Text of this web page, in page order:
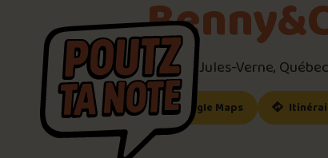
1740 Av. Jules-Verne,
Google Maps (ce lien